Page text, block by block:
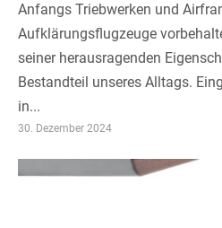
Anfangs Triebwerken und
Aufklärungsflugzeuge
seiner herausragenden
Bestandteil unseres Alltags.
in...
30. Dezember 2024